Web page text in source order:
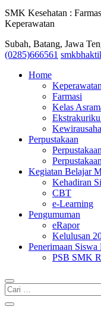
SMK Kesehatan :
Keperawatan
Subah, Batang, Jawa
(0285)666561
Home
Keperawatan
Farmasi
Kelas
Perpustakaan
Kegiatan Belajar
Kehadiran
CBT
e-Learning
Pengumuman
eRapor
Kelulusan
Penerimaan Siswa
PSB SMK
Cari
untuk: